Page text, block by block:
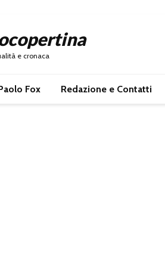
e cronaca
Fox Redazione e Contatti